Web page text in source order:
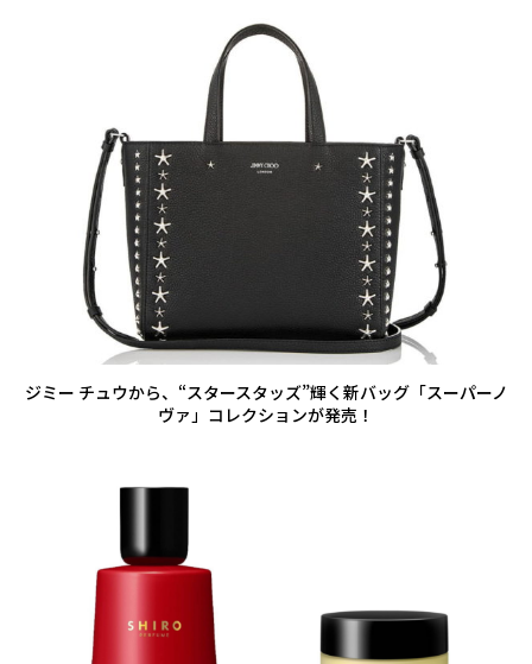
ジミー チュウから、“スタースタッズ”輝く新バッグ「スーパーノ
ヴァ」コレクションが発売！